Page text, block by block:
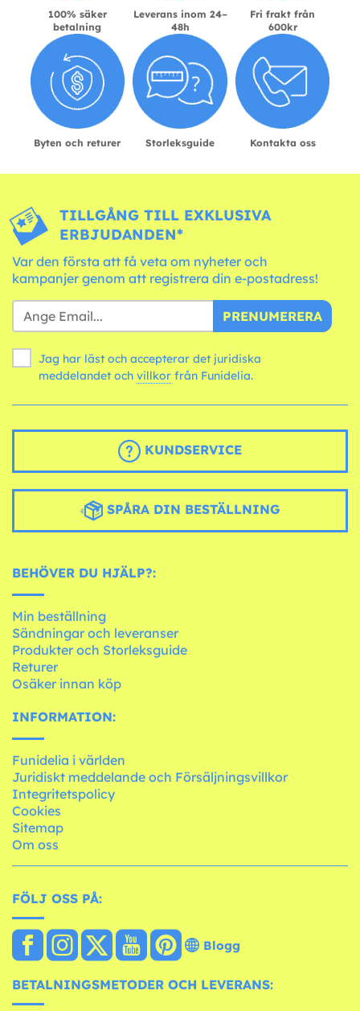
100% säker
betalning
Leverans inom 24–
48h
Fri frakt från
600kr
Byten och returer Storleksguide Kontakta oss
TILLGÅNG TILL EXKLUSIVA
ERBJUDANDEN*
Var den första att få veta om nyheter och
kampanjer genom att registrera din e-postadress!
PRENUMERERA
Jag har läst och accepterar det juridiska
meddelandet och villkor från Funidelia.
KUNDSERVICE
SPÅRA DIN BESTÄLLNING
BEHÖVER DU HJÄLP?:
Min beställning
Sändningar och leveranser
Produkter och Storleksguide
Returer
Osäker innan köp
INFORMATION:
Funidelia i världen
Juridiskt meddelande och Försäljningsvillkor
Integritetspolicy
Cookies
Sitemap
Om oss
FÖLJ OSS PÅ:
Blogg
BETALNINGSMETODER OCH LEVERANS: